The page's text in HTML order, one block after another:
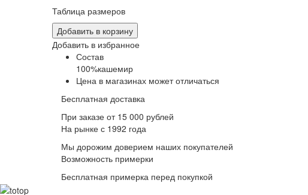
Таблица размеров
Добавить в корзину
Добавить в избранное
Состав
100%кашемир
Цена в магазинах может отличаться
Бесплатная доставка
При заказе от 15 000 рублей
На рынке с 1992 года
Мы дорожим доверием наших покупателей
Возможность примерки
Бесплатная примерка перед покупкой